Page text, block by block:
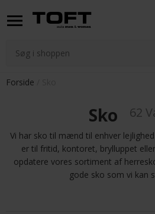
Forside
Sko 62
Vi har sko til mænd til enhver
er til fritid, kontoret, brylluppet
opdatere vores sortiment af
gode sko som vi kan